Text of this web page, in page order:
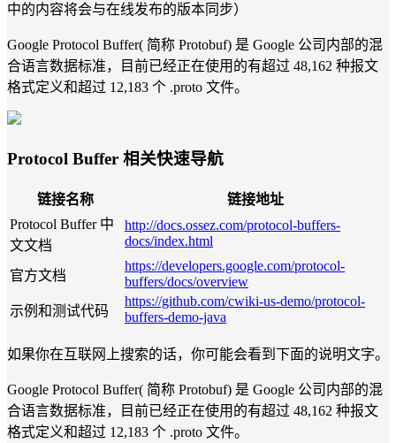
中的内容将会与在线发布的版本同步）
Google Protocol Buffer( 简称 Protobuf) 是 Google 公司内部的混
合语言数据标准，目前已经正在使用的有超过 48,162 种报文
格式定义和超过 12,183 个 .proto 文件。
Protocol Buffer 相关快速导航
链接名称
链接地址
Protocol Buffer 中
文文档
http://docs.ossez.com/protocol-buffers-
docs/index.html
官方文档
https://developers.google.com/protocol-
buffers/docs/overview
示例和测试代码
https://github.com/cwiki-us-demo/protocol-
buffers-demo-java
如果你在互联网上搜索的话，你可能会看到下面的说明文字。
Google Protocol Buffer( 简称 Protobuf) 是 Google 公司内部的混
合语言数据标准，目前已经正在使用的有超过 48,162 种报文
格式定义和超过 12,183 个 .proto 文件。